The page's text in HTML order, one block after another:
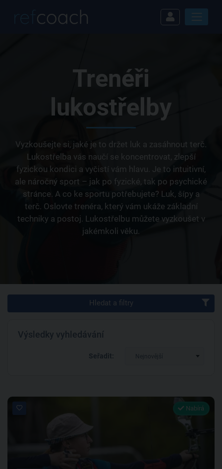
Trenéři
lukostřelby
Vyzkoušejte si, jaké je to držet luk a zasáhnout terč.
Lukostřelba vás naučí se koncentrovat, zlepší
fyzickou kondici a vyčistí vám hlavu. Je to intuitivní,
ale náročný sport – jak po fyzické, tak po psychické
stránce. A co ke sportu potřebujete? Luk, šípy a
terč. Oslovte trenéra, který vám ukáže základní
techniky a postoj. Lukostřelbu můžete vyzkoušet v
jakémkoli věku.
Hledat a filtry
Výsledky vyhledávání
Seřadit: Nejnovější
Nabírá